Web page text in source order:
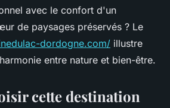
avec le confort d'un
de paysages préservés ? Le
dordogne.com/ illustre
entre nature et bien-être.
cette destination